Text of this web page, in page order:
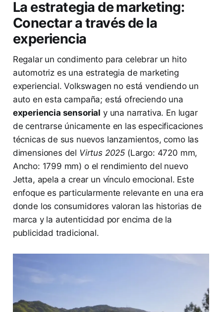
La estrategia de marketing:
Conectar a través de la
experiencia
Regalar un condimento para celebrar un hito
automotriz es una estrategia de marketing
experiencial. Volkswagen no está vendiendo un
auto en esta campaña; está ofreciendo una
experiencia sensorial y una narrativa. En lugar
de centrarse únicamente en las especificaciones
técnicas de sus nuevos lanzamientos, como las
dimensiones del Virtus 2025 (Largo: 4720 mm,
Ancho: 1799 mm) o el rendimiento del nuevo
Jetta, apela a crear un vínculo emocional. Este
enfoque es particularmente relevante en una era
donde los consumidores valoran las historias de
marca y la autenticidad por encima de la
publicidad tradicional.